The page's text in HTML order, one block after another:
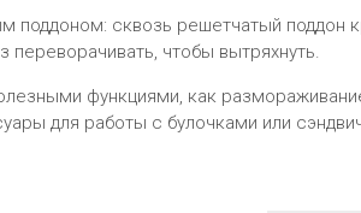
сквозь решетчатый поддон
переворачивать, чтобы вытряхнуть.
функциями, как
для работы с булочками или